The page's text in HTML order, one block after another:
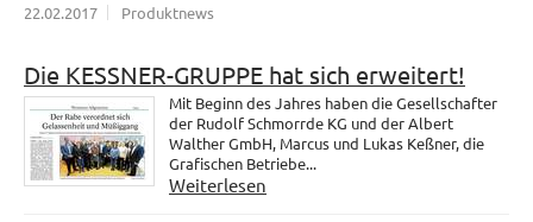
22.02.2017 Produktnews
Die KESSNER-GRUPPE hat sich erweitert!
Mit Beginn des Jahres haben die Gesellschafter
der Rudolf Schmorrde KG und der Albert
Walther GmbH, Marcus und Lukas Keßner, die
Grafischen Betriebe...
Weiterlesen